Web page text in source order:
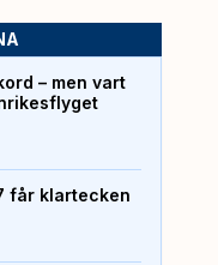
– men vart
får klartecken